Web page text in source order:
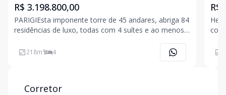
R$ 3.198.800,00
PARIGIEsta imponente torre de 45 andares, abriga 84
residências de luxo, todas com 4 suítes e ao menos
sua expressão em meio aos seus ambientes que
recriam a harmonia entre a natureza e elegância dos
218m² 4
R$
Corretor